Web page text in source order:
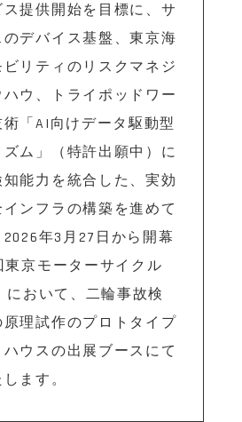
提供開始を目標に、サ
デバイス基盤、東京海
リティのリスクマネジ
ウ、トライポッドワー
「AI向けデータ駆動型
ム」（特許出願中）に
能力を統合した、実効
ンフラの構築を進めて
年3月27日から開幕
東京モーターサイクル
において、二輪事故検
理試作のプロトタイプ
ウスの出展ブースにて
ます。